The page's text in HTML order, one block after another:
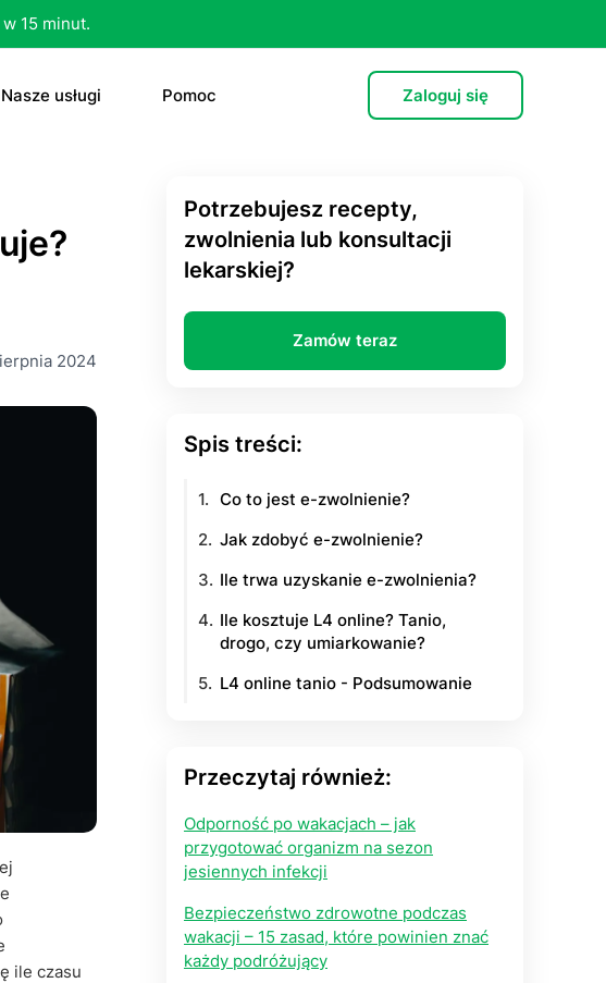
15 minut.
Nasze usługi
Konsultacja lekarska
Konsultacja psychiatryczna (dorośli)
Ubezpieczenie na życie
Pomoc Zaloguj się
2024
ile czasu
Potrzebujesz recepty,
zwolnienia lub konsultacji
lekarskiej?
Zamów teraz
Spis treści:
Co to jest e-zwolnienie?
Jak zdobyć e-zwolnienie?
Ile trwa uzyskanie e-zwolnienia?
Ile kosztuje L4 online? Tanio,
drogo, czy umiarkowanie?
L4 online tanio - Podsumowanie
Przeczytaj również:
Odporność po wakacjach – jak
przygotować organizm na sezon
jesiennych infekcji
Bezpieczeństwo zdrowotne podczas
wakacji – 15 zasad, które powinien znać
każdy podróżujący